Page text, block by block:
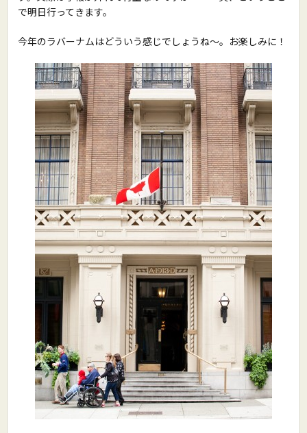
で明日行ってきます。
今年のラバーナムはどういう感じでしょうね〜。お楽しみに！